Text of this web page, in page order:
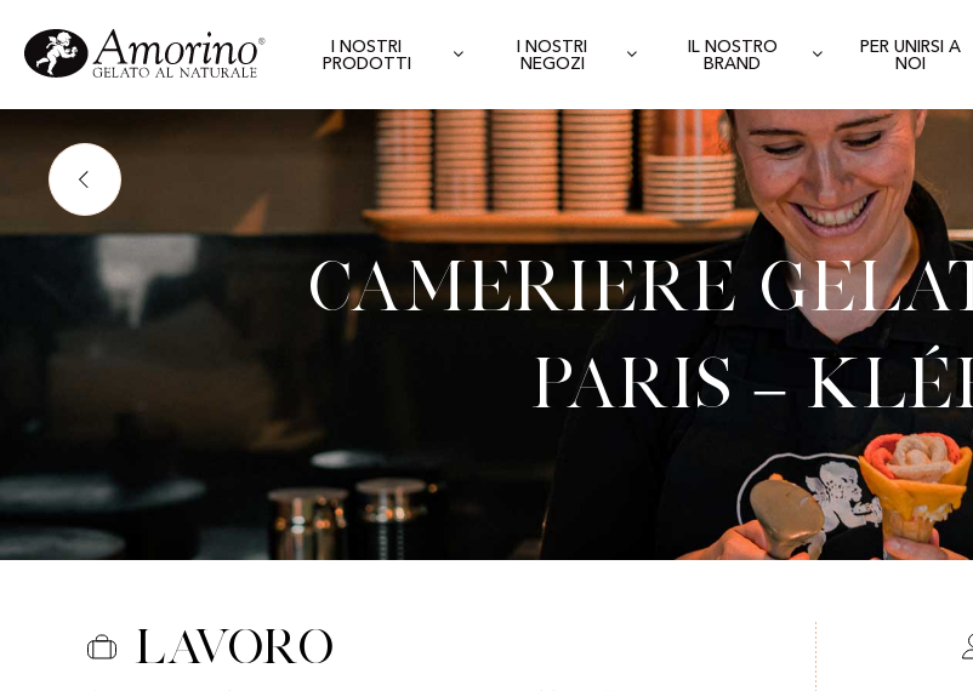
I NOSTRI
PRODOTTI
I NOSTRI
NEGOZI
IL NOSTRO
BRAND
PER UNIRSI A
NOI
Cameriere
Paris –
Lavoro